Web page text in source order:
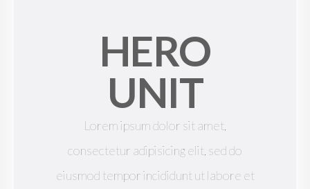
HERO
UNIT
Lorem ipsum dolor sit amet,
consectetur adipisicing elit, sed do
eiusmod tempor incididunt ut labore et